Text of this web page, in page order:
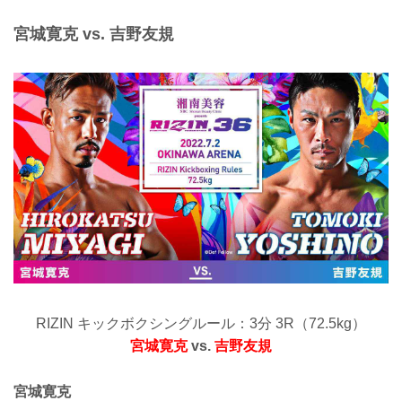
宮城寛克 vs. 吉野友規
RIZIN キックボクシングルール：3分 3R（72.5kg）
宮城寛克vs. 吉野友規
宮城寛克